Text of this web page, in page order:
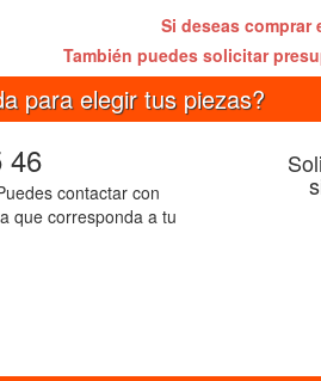
Si deseas
También puedes solicitar
para elegir tus piezas?
46
contactar con
que corresponda a tu